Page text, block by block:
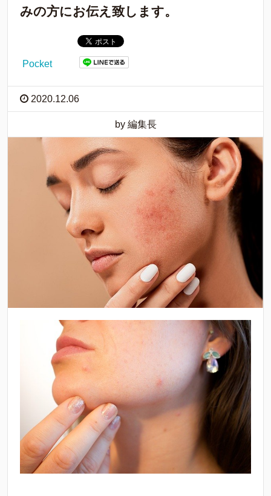
みの方にお伝え致します。
Pocket
2020.12.06
by 編集長